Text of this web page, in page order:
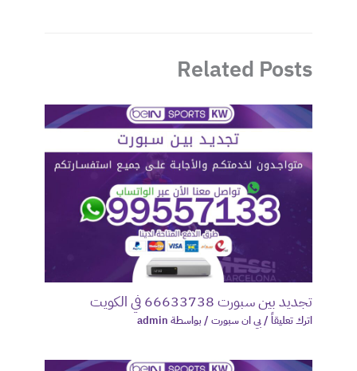
Related Posts
تجديد بين سبورت 66633738 في الكويت
اترك تعليقاً /بي ان سبورت / بواسطة admin